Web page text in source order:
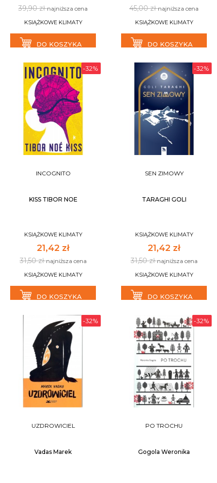
39,90 złnajniższa cena
KSIĄŻKOWE KLIMATY
DO KOSZYKA
45,00 złnajniższa cena
KSIĄŻKOWE KLIMATY
DO KOSZYKA
-32%
INCOGNITO
KISS TIBOR NOE
KSIĄŻKOWE KLIMATY
21,42 zł
31,50 złnajniższa cena
KSIĄŻKOWE KLIMATY
DO KOSZYKA
-32%
SEN ZIMOWY
TARAGHI GOLI
KSIĄŻKOWE KLIMATY
21,42 zł
31,50 złnajniższa cena
KSIĄŻKOWE KLIMATY
DO KOSZYKA
-32%
UZDROWICIEL
Vadas Marek
-32%
PO TROCHU
Gogola Weronika